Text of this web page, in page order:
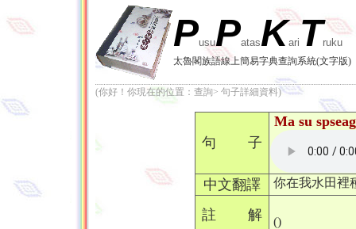
PusuPatasKariTruku
太魯閣族語線上簡易字典查詢系統(文字版)
(你好！你現在的位置：查詢> 句子詳細資料)
句 子
Ma su
中文翻譯 你在我水田裡
註 解 ()